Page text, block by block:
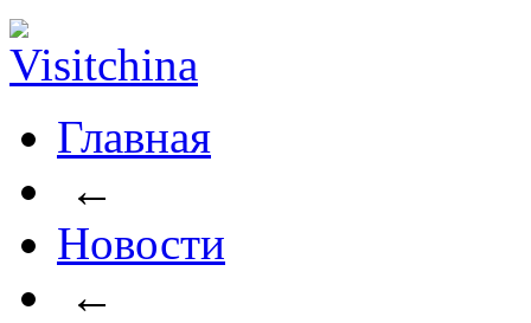
Главная
←
Новости
←